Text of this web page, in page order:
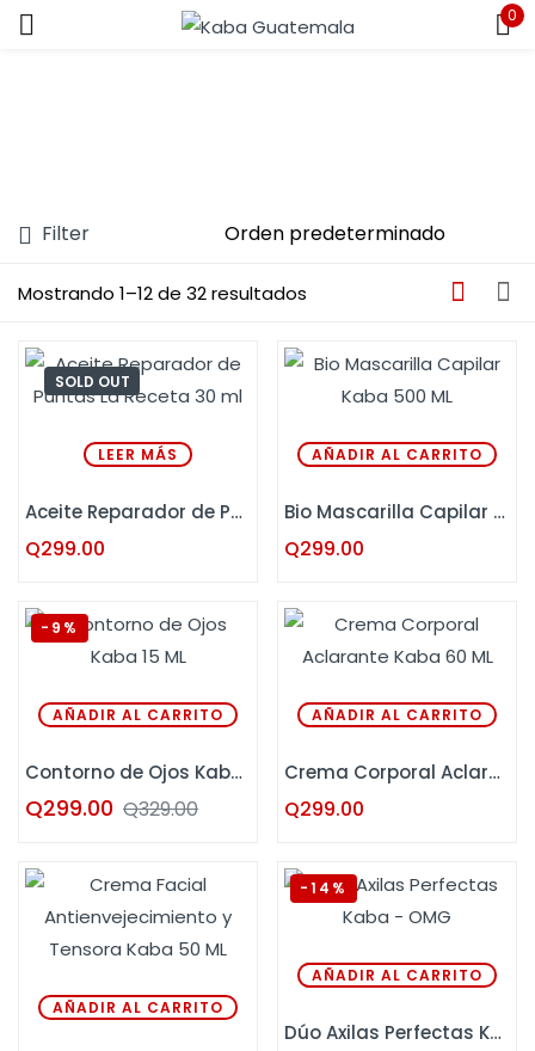
0
Mostrando 1–12 de 32 resultados
Filter
SOLD OUT
LEER MÁS
Aceite Reparador de Puntas La Receta 30 ml
Q299.00
AÑADIR AL CARRITO
Bio Mascarilla Capilar Kaba 500 ML
Q299.00
AÑADIR AL CARRITO
-9%
Contorno de Ojos Kaba 15 ML
Q299.00 Q329.00
AÑADIR AL CARRITO
Crema Corporal Aclarante Kaba 60 ML
Q299.00
AÑADIR AL CARRITO
AÑADIR AL CARRITO
-14%
Dúo Axilas Perfectas Kaba – OMG
Remember me Lost password?
LOG IN
CREATE AN ACCOUNT